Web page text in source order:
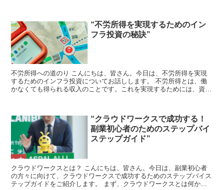
“不労所得を実現するためのイン
フラ投資の秘訣”
不労所得への道のり こんにちは、皆さん。今日は、不労所得を実現
するためのインフラ投資についてお話しします。 不労所得とは、働
かなくても得られる収入のことです。これを実現するためには、資産
“クラウドワークスで成功する！
副業初心者のためのステップバイ
ステップガイド”
クラウドワークスとは？ こんにちは、皆さん。今日は、副業初心者
の方々に向けて、クラウドワークスで成功するためのステップバイス
テップガイドをご紹介します。 まず、クラウドワークスとは何か、